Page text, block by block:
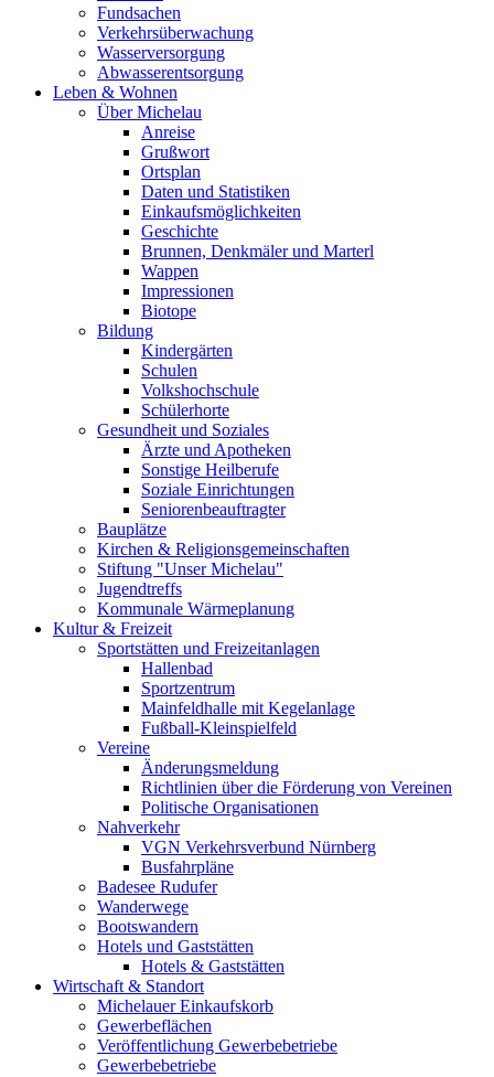
Fundsachen
Verkehrsüberwachung
Wasserversorgung
Abwasserentsorgung
Leben & Wohnen
Über Michelau
Anreise
Grußwort
Ortsplan
Daten und Statistiken
Einkaufsmöglichkeiten
Geschichte
Brunnen, Denkmäler und Marterl
Wappen
Impressionen
Biotope
Bildung
Kindergärten
Schulen
Volkshochschule
Schülerhorte
Gesundheit und Soziales
Ärzte und Apotheken
Sonstige Heilberufe
Soziale Einrichtungen
Seniorenbeauftragter
Bauplätze
Kirchen & Religionsgemeinschaften
Stiftung "Unser Michelau"
Jugendtreffs
Kommunale Wärmeplanung
Kultur & Freizeit
Sportstätten und Freizeitanlagen
Hallenbad
Sportzentrum
Mainfeldhalle mit Kegelanlage
Fußball-Kleinspielfeld
Vereine
Änderungsmeldung
Richtlinien über die Förderung von Vereinen
Politische Organisationen
Nahverkehr
VGN Verkehrsverbund Nürnberg
Busfahrpläne
Badesee Rudufer
Wanderwege
Bootswandern
Hotels und Gaststätten
Hotels & Gaststätten
Wirtschaft & Standort
Michelauer Einkaufskorb
Gewerbeflächen
Veröffentlichung Gewerbebetriebe
Gewerbebetriebe